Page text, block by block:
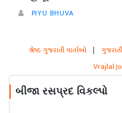
PIYU BHUVA
શ્રેષ્ઠ ગુજરાતી વાર્તાઓ |
Vrajlal
બીજા રસપ્રદ વિકલ્પો